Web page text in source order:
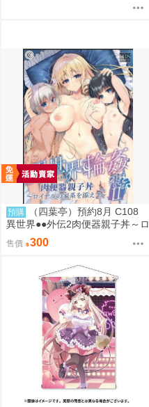
預購
（四葉亭）預約8月 C108
異世界●●外伝2肉便器親子丼～ロ
イヤルの家系を添えて～ ななか
まい
售價 300